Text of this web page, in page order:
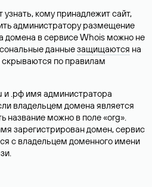
узнать, кому принадлежит сайт,
администратору размещение
домена в сервисе Whois можно не
данныезащищаются на
скрываются по правилам
и .рф имя администратора
владельцем домена является
название можно в поле «org».
зарегистрирован домен, сервис
с владельцем доменного имени